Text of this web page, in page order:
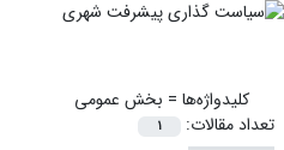
کلیدواژه‌ها = بخش عمومی
تعداد مقالات:
1